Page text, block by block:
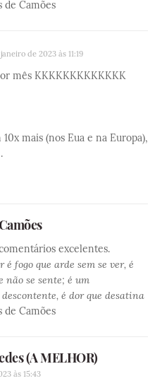
de Camões
de 2023 às 11:19
mês KKKKKKKKKKKKK
mais (nos Eua e na Europa),
excelentes.
é fogo que arde sem se ver, é
não se sente; é um
é dor que desatina
de Camões
(A MELHOR)
às 15:43